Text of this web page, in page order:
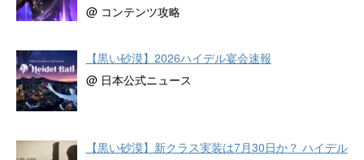
@ コンテンツ攻略
【黒い砂漠】2026ハイデル宴会速報
@ 日本公式ニュース
【黒い砂漠】新クラス実装は7月30日か？ ハイデル